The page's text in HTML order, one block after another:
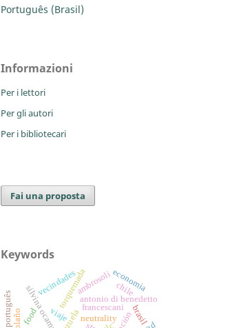
Português (Brasil)
Informazioni
Per i lettori
Per gli autori
Per i bibliotecari
Fai una proposta
Keywords
antonio di benedetto
viaje
silvina ocampo neutrality
torquemadafrancescani
chile
food
ambrosoli
vecindades economia
brasil